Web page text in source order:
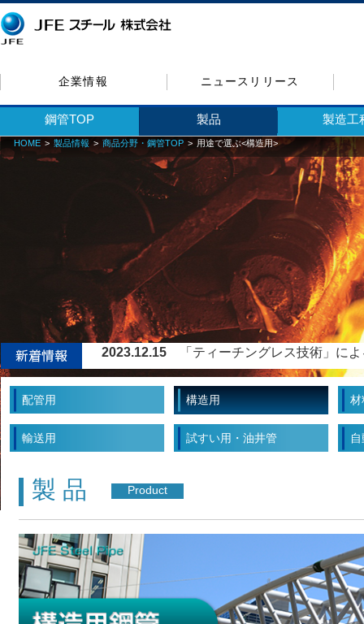
企業情報 ニュースリリース
鋼管TOP 製品 製造工
HOME 製品情報 商品分野・鋼管TOP 用途で選ぶ<構造用>
2023.12.15
「ティーチングレス技術」による
2023.12.05
「鋼と炭素繊維強化樹脂層を複合させ
高圧水素輸送用ラインパイプ材の研究開発に
2021.03.10
地すべり抑止杭用ねじ継手『
鋼管品種でSuMPO環境ラベル
配管用 構造用 材
輸送用 試すい用・油井管
製 品 Product